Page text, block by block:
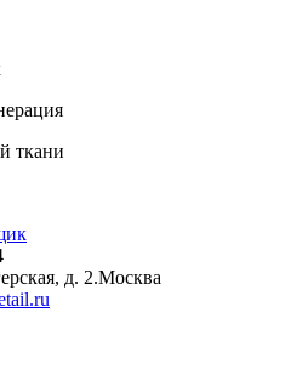
ткани
д. 2.Москва